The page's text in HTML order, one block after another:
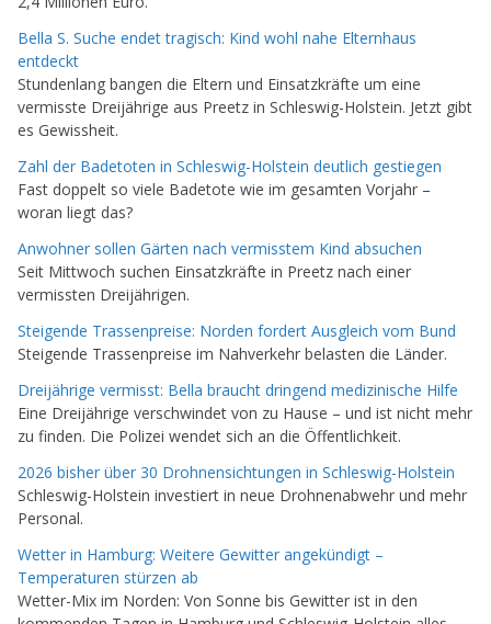
Bella S. Suche endet tragisch: Kind wohl nahe Elternhaus
entdeckt
Stundenlang bangen die Eltern und Einsatzkräfte um eine
vermisste Dreijährige aus Preetz in Schleswig-Holstein. Jetzt gibt
es Gewissheit.
Zahl der Badetoten in Schleswig-Holstein deutlich gestiegen
Fast doppelt so viele Badetote wie im gesamten Vorjahr –
woran liegt das?
Anwohner sollen Gärten nach vermisstem Kind absuchen
Seit Mittwoch suchen Einsatzkräfte in Preetz nach einer
vermissten Dreijährigen.
Steigende Trassenpreise: Norden fordert Ausgleich vom Bund
Steigende Trassenpreise im Nahverkehr belasten die Länder.
Dreijährige vermisst: Bella braucht dringend medizinische Hilfe
Eine Dreijährige verschwindet von zu Hause – und ist nicht mehr
zu finden. Die Polizei wendet sich an die Öffentlichkeit.
2026 bisher über 30 Drohnensichtungen in Schleswig-Holstein
Schleswig-Holstein investiert in neue Drohnenabwehr und mehr
Personal.
Wetter in Hamburg: Weitere Gewitter angekündigt –
Temperaturen stürzen ab
Wetter-Mix im Norden: Von Sonne bis Gewitter ist in den